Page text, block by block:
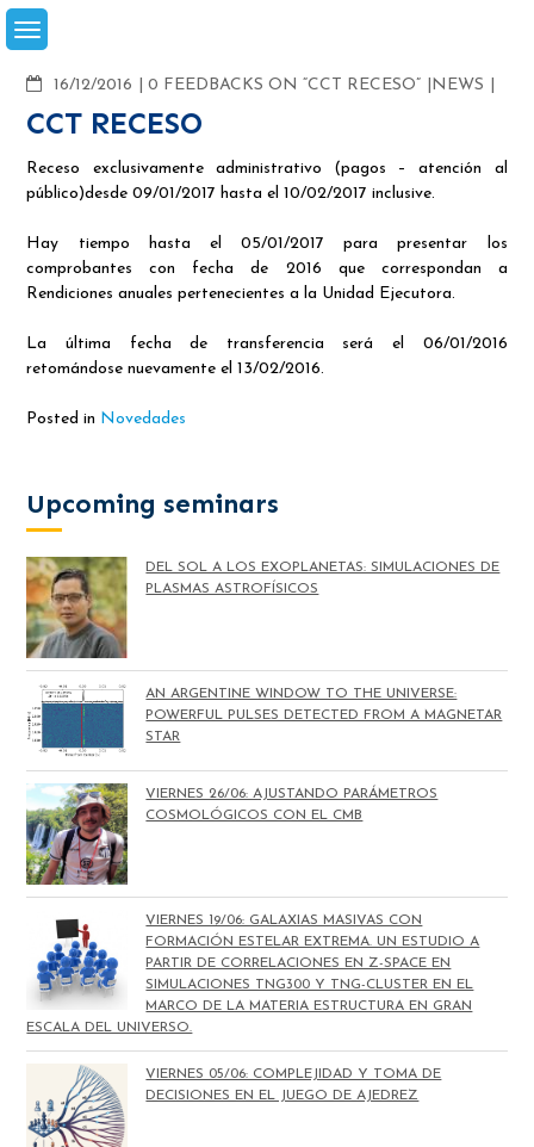
Skip
to
16/12/2016
COMMENTS
0 FEEDBACKS ON “CCT RECESO” NEWS
CCT RECESO
Receso exclusivamente administrativo (pagos – atención al
público)desde 09/01/2017 hasta el 10/02/2017 inclusive.
Hay tiempo hasta el 05/01/2017 para presentar los
comprobantes con fecha de 2016 que correspondan a
Rendiciones anuales pertenecientes a la Unidad Ejecutora.
La última fecha de transferencia será el 06/01/2016
retomándose nuevamente el 13/02/2016.
Posted in Novedades
Upcoming seminars
DEL SOL A LOS EXOPLANETAS: SIMULACIONES DE
PLASMAS ASTROFÍSICOS
AN ARGENTINE WINDOW TO THE UNIVERSE:
POWERFUL PULSES DETECTED FROM A MAGNETAR
STAR
VIERNES 26/06: AJUSTANDO PARÁMETROS
COSMOLÓGICOS CON EL CMB
VIERNES 19/06: GALAXIAS MASIVAS CON
FORMACIÓN ESTELAR EXTREMA. UN ESTUDIO A
PARTIR DE CORRELACIONES EN Z-SPACE EN
SIMULACIONES TNG300 Y TNG-CLUSTER EN EL
MARCO DE LA MATERIA ESTRUCTURA EN GRAN
ESCALA DEL UNIVERSO.
VIERNES 05/06: COMPLEJIDAD Y TOMA DE
DECISIONES EN EL JUEGO DE AJEDREZ